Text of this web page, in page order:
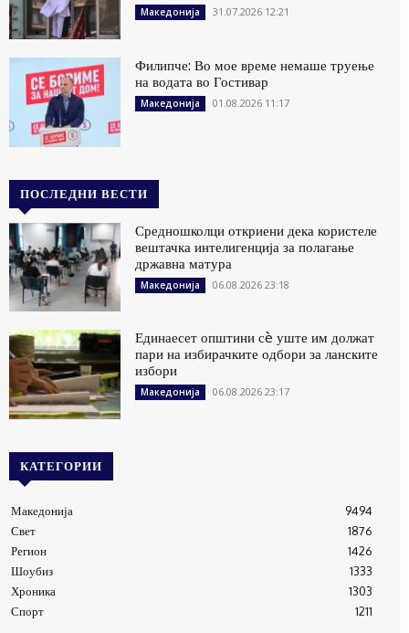
Македонија 31.07.2026 12:21
Филипче: Во мое време немаше труење
на водата во Гостивар
Македонија 01.08.2026 11:17
ПОСЛЕДНИ ВЕСТИ
Средношколци откриени дека користеле
вештачка интелигенција за полагање
државна матура
Македонија 06.08.2026 23:18
Единаесет општини сè уште им должат
пари на избирачките одбори за ланските
избори
Македонија 06.08.2026 23:17
КАТЕГОРИИ
Македонија
9494
Свет
1876
Регион
1426
Шоубиз
1333
Хроника
1303
Спорт
1211